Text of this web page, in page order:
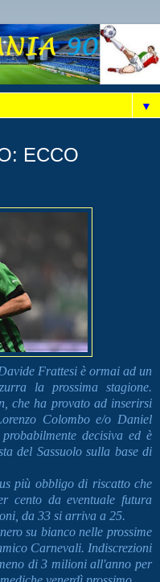
▼
ECCO
Frattesi è ormai ad un
la prossima stagione.
che ha provato ad inserirsi
Colombo e/o Daniel
decisiva ed è
del Sassuolo sulla base di
più obbligo di riscatto che
cento da eventuale futura
da 33 si arriva a 25.
su bianco nelle prossime
Carnevali. Indiscrezioni
di 3 milioni all'anno per